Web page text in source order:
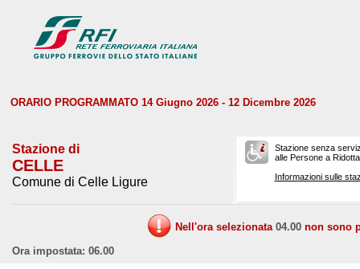
ORARIO PROGRAMMATO 14 Giugno 2026 - 12 Dicembre 2026
Stazione di
CELLE
Comune di Celle Ligure
Stazione senza
alle Persone a
Informazioni sulle
Nell'ora selezionata 04.00 non sono
Ora impostata: 06.00